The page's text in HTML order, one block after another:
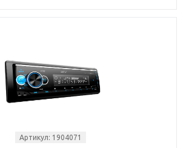
Артикул: 1904071